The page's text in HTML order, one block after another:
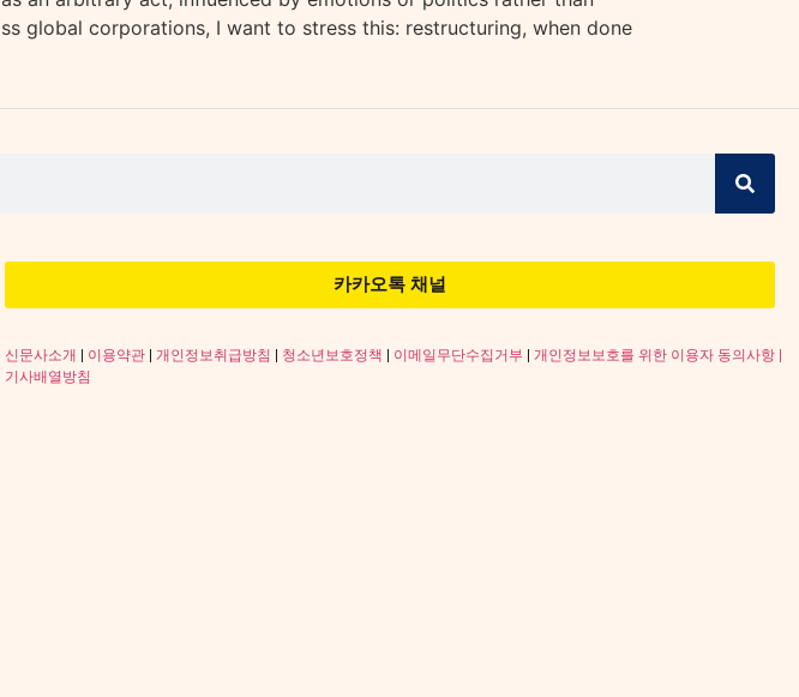
global corporations, I want to stress this: restructuring, when done
카카오톡 채널
신문사소개 이용약관 개인정보취급방침 청소년보호정책 이메일무단수집거부
개인정보보호를 위한 이용자 동의사항 |
기사배열방침